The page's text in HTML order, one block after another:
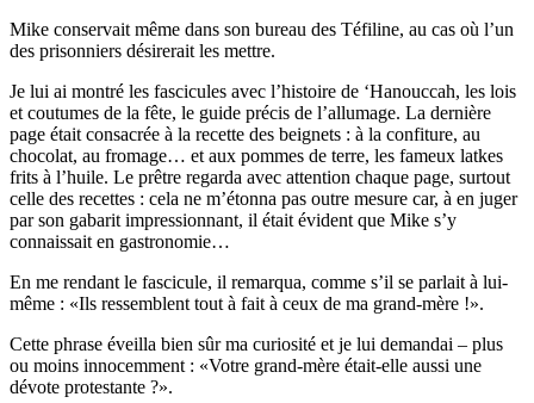
Mike conservait même dans son bureau des Téfiline, au cas où l’un
des prisonniers désirerait les mettre.
Je lui ai montré les fascicules avec l’histoire de ‘Hanouccah, les lois
et coutumes de la fête, le guide précis de l’allumage. La dernière
page était consacrée à la recette des beignets : à la confiture, au
chocolat, au fromage… et aux pommes de terre, les fameux latkes
frits à l’huile. Le prêtre regarda avec attention chaque page, surtout
celle des recettes : cela ne m’étonna pas outre mesure car, à en juger
par son gabarit impressionnant, il était évident que Mike s’y
connaissait en gastronomie…
En me rendant le fascicule, il remarqua, comme s’il se parlait à lui-
même : «Ils ressemblent tout à fait à ceux de ma grand-mère !».
Cette phrase éveilla bien sûr ma curiosité et je lui demandai – plus
ou moins innocemment : «Votre grand-mère était-elle aussi une
dévote protestante ?».